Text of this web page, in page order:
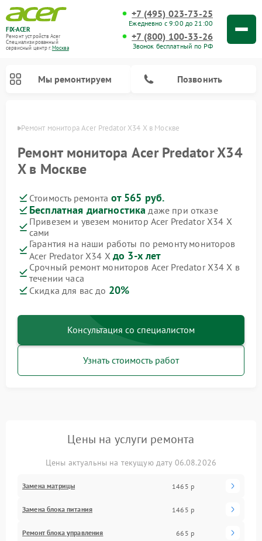
FIX-ACER
Ремонт устройств Acer
Специализированный
cервисный центр г.Москва
+7 (495) 023-73-25
Ежедневно с 9:00 до 21:00
+7 (800) 100-33-26
Звонок бесплатный по РФ
Мы ремонтируем Позвонить
Ремонт монитора Acer Predator X34 X в Москве
Ремонт монитора Acer Predator X34
X в Москве
Стоимость ремонта от 565 руб.
Бесплатная диагностика даже при отказе
Привезем и увезем монитор Acer Predator X34 X
сами
Гарантия на наши работы по ремонту мониторов
Acer Predator X34 X до 3-х лет
Срочный ремонт мониторов Acer Predator X34 X в
течении часа
Скидка для вас до 20%
Консультация со специалистом
Узнать стоимость работ
Цены на услуги ремонта
Цены актуальны на текущую дату 06.08.2026
Замена матрицы 1465 р
Замена блока питания 1465 р
Ремонт блока управления 665 р